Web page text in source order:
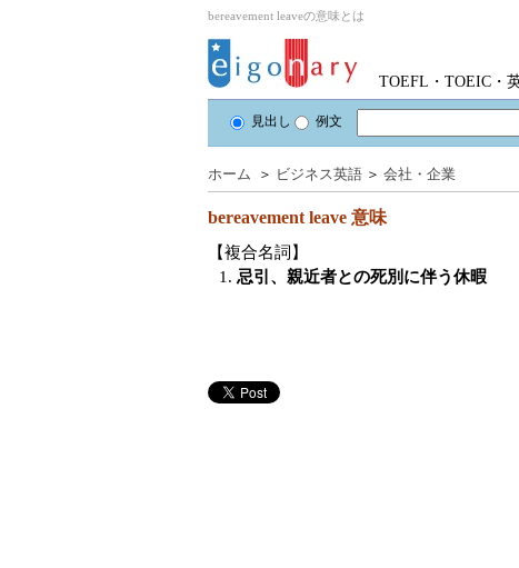
bereavement leaveの意味とは
TOEFL・TOEIC・
見出し 例文
ホーム ＞ ビジネス英語 ＞ 会社・企業
bereavement leave 意味
【複合名詞】
1. 忌引、親近者との死別に伴う休暇